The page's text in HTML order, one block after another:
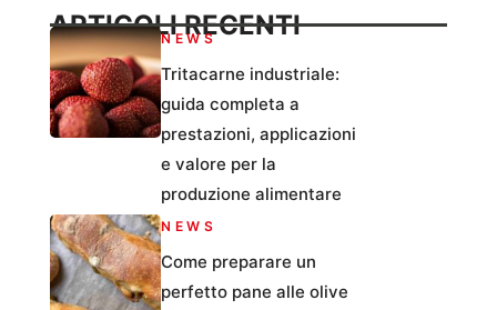
ARTICOLI RECENTI
NEWS
Tritacarne industriale:
guida completa a
prestazioni, applicazioni
e valore per la
produzione alimentare
NEWS
Come preparare un
perfetto pane alle olive